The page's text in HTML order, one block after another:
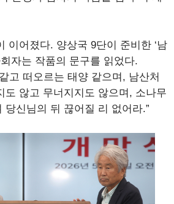
이어졌다. 양상국 9단이 준비한 ‘남
자는 작품의 문구를 읽었다.
고 떠오르는 태양 같으며, 남산처
도 않고 무너지지도 않으며, 소나무
당신님의 뒤 끊어질 리 없어라.”